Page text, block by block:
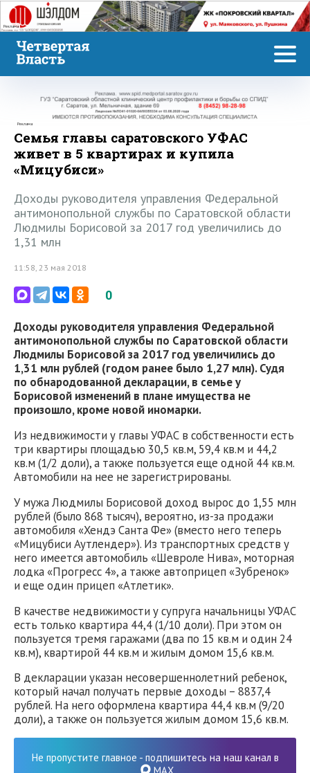
Реклама
Реклама
Семья главы саратовского УФАС
живет в 5 квартирах и купила
«Мицубиси»
Доходы руководителя управления Федеральной
антимонопольной службы по Саратовской области
Людмилы Борисовой за 2017 год увеличились до
1,31 млн
11:58, 23 мая 2018
0
Доходы руководителя управления Федеральной
антимонопольной службы по Саратовской области
Людмилы Борисовой за 2017 год увеличились до
1,31 млн рублей (годом ранее было 1,27 млн). Судя
по обнародованной декларации, в семье у
Борисовой изменений в плане имущества не
произошло, кроме новой иномарки.
Из недвижимости у главы УФАС в собственности есть
три квартиры площадью 30,5 кв.м, 59,4 кв.м и 44,2
кв.м (1/2 доли), а также пользуется еще одной 44 кв.м.
Автомобили на нее не зарегистрированы.
У мужа Людмилы Борисовой доход вырос до 1,55 млн
рублей (было 868 тысяч), вероятно, из-за продажи
автомобиля «Хендэ Санта Фе» (вместо него теперь
«Мицубиси Аутлендер»). Из транспортных средств у
него имеется автомобиль «Шевроле Нива», моторная
лодка «Прогресс 4», а также автоприцеп «Зубренок»
и еще один прицеп «Атлетик».
В качестве недвижимости у супруга начальницы УФАС
есть только квартира 44,4 (1/10 доли). При этом он
пользуется тремя гаражами (два по 15 кв.м и один 24
кв.м), квартирой 44 кв.м и жилым домом 15,6 кв.м.
В декларации указан несовершеннолетний ребенок,
который начал получать первые доходы – 8837,4
рублей. На него оформлена квартира 44,4 кв.м (9/20
доли), а также он пользуется жилым домом 15,6 кв.м.
Не пропустите главное - подпишитесь на наш канал в